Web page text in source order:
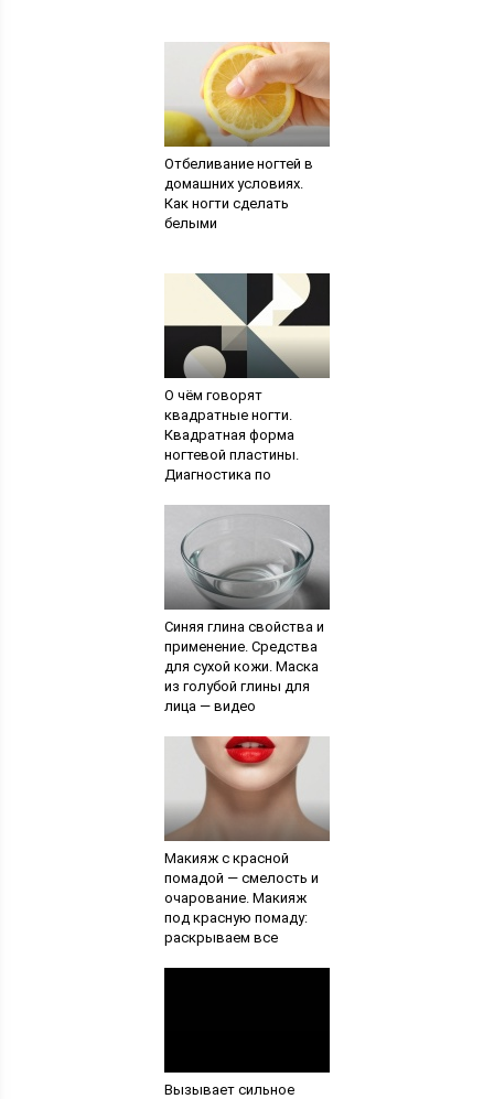
Отбеливание ногтей в
домашних условиях.
Как ногти сделать
белыми
О чём говорят
квадратные ногти.
Квадратная форма
ногтевой пластины.
Диагностика по
Синяя глина свойства и
применение. Средства
для сухой кожи. Маска
из голубой глины для
лица — видео
Макияж с красной
помадой — смелость и
очарование. Макияж
под красную помаду:
раскрываем все
Вызывает сильное